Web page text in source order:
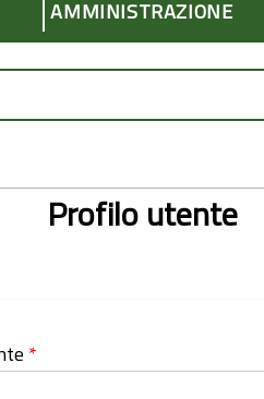
AMMINISTRAZIONE
Profilo utente
*